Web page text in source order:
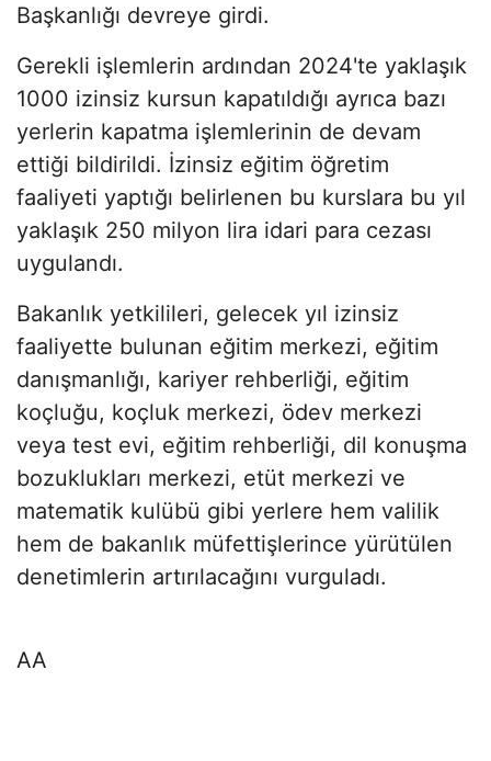
Başkanlığı devreye girdi.
Gerekli işlemlerin ardından 2024'te yaklaşık
1000 izinsiz kursun kapatıldığı ayrıca bazı
yerlerin kapatma işlemlerinin de devam
ettiği bildirildi. İzinsiz eğitim öğretim
faaliyeti yaptığı belirlenen bu kurslara bu yıl
yaklaşık 250 milyon lira idari para cezası
uygulandı.
Bakanlık yetkilileri, gelecek yıl izinsiz
faaliyette bulunan eğitim merkezi, eğitim
danışmanlığı, kariyer rehberliği, eğitim
koçluğu, koçluk merkezi, ödev merkezi
veya test evi, eğitim rehberliği, dil konuşma
bozuklukları merkezi, etüt merkezi ve
matematik kulübü gibi yerlere hem valilik
hem de bakanlık müfettişlerince yürütülen
denetimlerin artırılacağını vurguladı.
AA